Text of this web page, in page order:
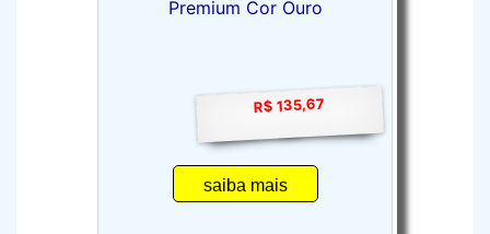
R$ 135,67
saiba mais